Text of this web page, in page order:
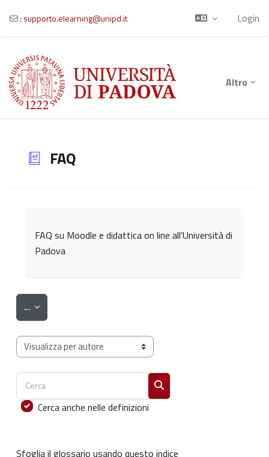
Vai al contenuto principale
: supporto.elearning@unipd.it Login
Altro
FAQ
FAQ su Moodle e didattica on line all'Università di
Padova
... Esporta voci
Sfoglia il glossario usando questo indice
Cerca
Cerca
Cerca anche nelle definizioni
Sfoglia il glossario usando questo indice